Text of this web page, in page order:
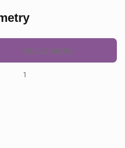
Hry GameBoy
1